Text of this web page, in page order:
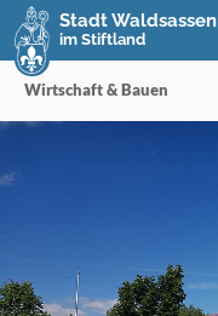
Stadt Waldsassen
im Stiftland
Wirtschaft & Bauen